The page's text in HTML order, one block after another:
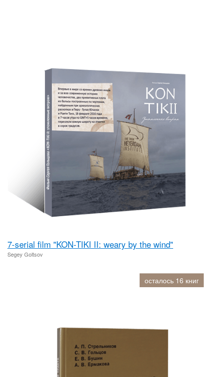
7-serial film "KON-TIKI II: weary by the wind"
Segey Goltsov
осталось 16 книг